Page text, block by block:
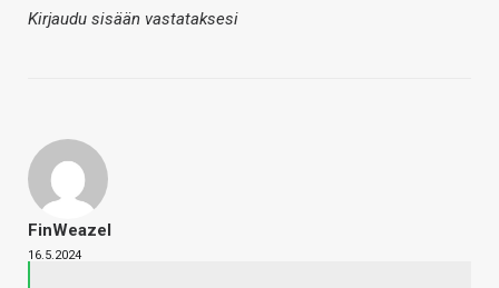
Kirjaudu sisään vastataksesi
FinWeazel
16.5.2024